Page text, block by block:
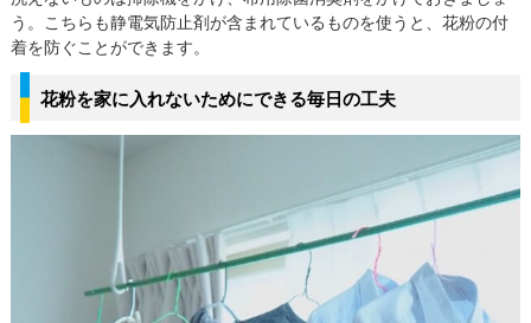
う。こちらも静電気防止剤が含まれているものを使うと、花粉の付
着を防ぐことができます。
花粉を家に入れないためにできる毎日の工夫